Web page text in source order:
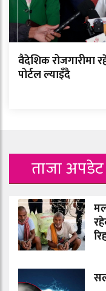
वैदेशिक रोजगारीमा
पोर्टल ल्याइँदै
ताजा अपडेट